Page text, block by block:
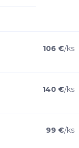
106 €/ks
140 €/ks
99 €/ks